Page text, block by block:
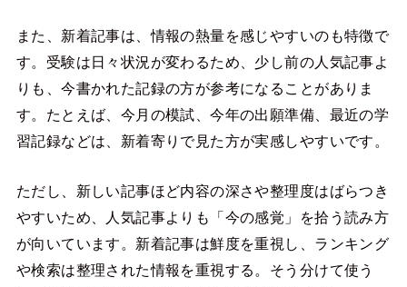
また、新着記事は、情報の熱量を感じやすいのも特徴で
す。受験は日々状況が変わるため、少し前の人気記事よ
りも、今書かれた記録の方が参考になることがありま
す。たとえば、今月の模試、今年の出願準備、最近の学
習記録などは、新着寄りで見た方が実感しやすいです。
ただし、新しい記事ほど内容の深さや整理度はばらつき
やすいため、人気記事よりも「今の感覚」を拾う読み方
が向いています。新着記事は鮮度を重視し、ランキング
や検索は整理された情報を重視する。そう分けて使う